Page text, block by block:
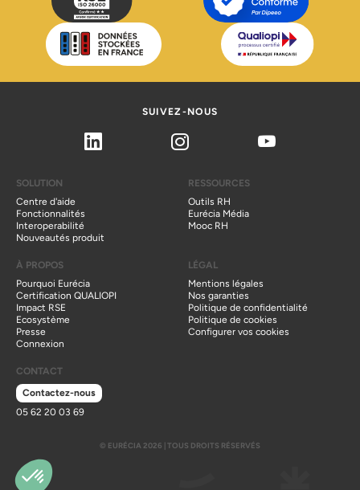
SUIVEZ-NOUS
Instagram Youtube
SOLUTION
Centre d'aide
Fonctionnalités
Interoperabilité
Nouveautés produit
RESSOURCES
Outils RH
Eurécia Média
Mooc RH
À PROPOS
Pourquoi Eurécia
Certification QUALIOPI
Impact RSE
Ecosystème
Presse
Connexion
LÉGAL
Mentions légales
Nos garanties
Politique de confidentialité
Politique de cookies
Configurer vos cookies
CONTACT
Contactez-nous
05 62 20 03 69
© EURÉCIA 2026 | TOUS DROITS RÉSERVÉS